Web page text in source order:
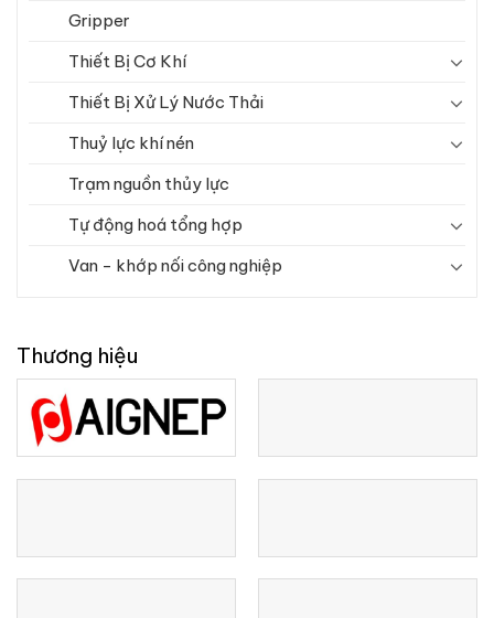
Thương hiệu
Gripper
Thiết Bị Cơ Khí
Thiết Bị Xử Lý Nước Thải
Thuỷ lực khí nén
Trạm nguồn thủy lực
Tự động hoá tổng hợp
Van - khớp nối công nghiệp